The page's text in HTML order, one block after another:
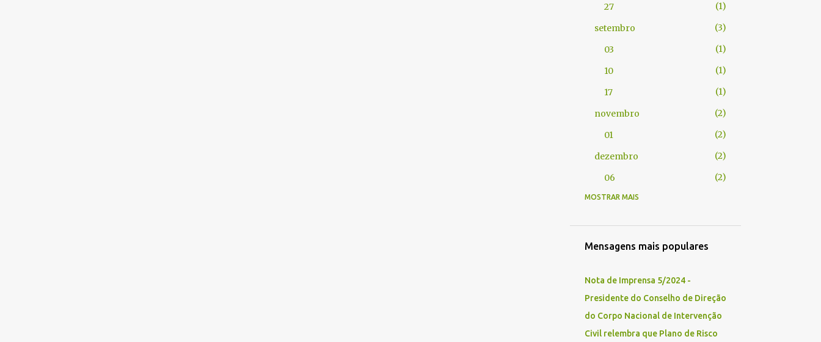
27
1
setembro
3
03
1
10
1
17
1
novembro
2
01
2
dezembro
2
06
2
2024
29
13
18
MOSTRAR MAIS
Mensagens mais populares
Nota de Imprensa 5/2024 -
Presidente do Conselho de Direção
do Corpo Nacional de Intervenção
Civil relembra que Plano de Risco